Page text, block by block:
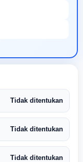
Tidak ditentukan
Tidak ditentukan
Tidak ditentukan